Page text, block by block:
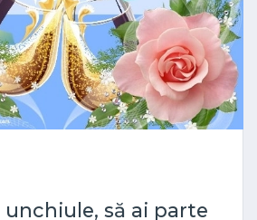
să ai parte